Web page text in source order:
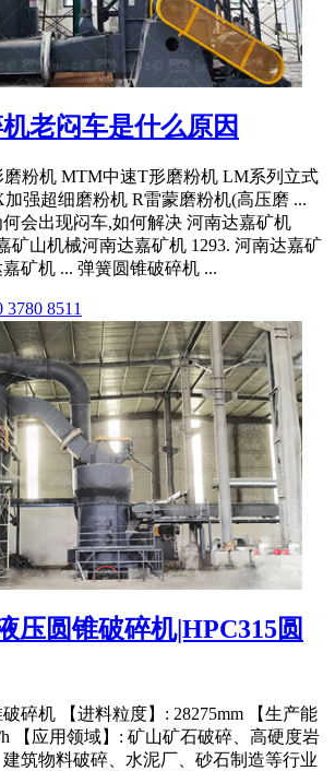
老闷车是什么原因
粉机 MTM中速T形磨粉机 LM系列立式
加强超细磨粉机 R雷蒙磨粉机(高压磨 ...
会出现闷车,如何解决 河南达嘉矿机
矿山机械河南达嘉矿机 1293. 河南达嘉矿
矿机 ... 弹簧圆锥破碎机 ...
8511
压圆锥破碎机|HPC315圆
碎机 【进料粒度】: 28275mm 【生产能
h 【应用领域】: 矿山矿石破碎、高硬度岩
筑物料破碎、水泥厂、砂石制造等行业